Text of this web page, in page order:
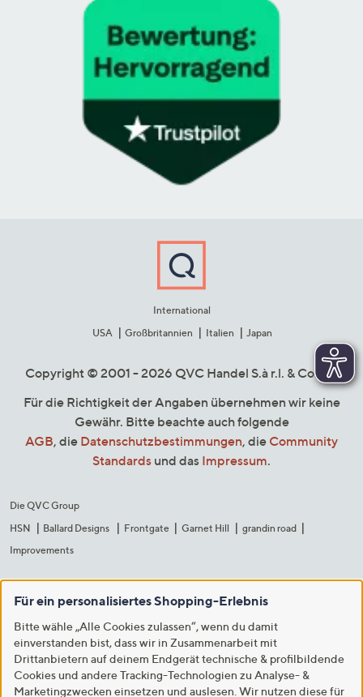
International
USA
Großbritannien Italien Japan
Copyright © 2001 - 2026 QVC Handel S.à r.l. & Co. KG
Für die Richtigkeit der Angaben übernehmen wir keine
Gewähr. Bitte beachte auch folgende
AGB, die Datenschutzbestimmungen, die Community
Standards und das Impressum.
Die QVC Group
HSN
Ballard Designs Frontgate Garnet Hill
grandin road
Improvements
Für ein personalisiertes Shopping-Erlebnis
Bitte wähle „Alle Cookies zulassen“, wenn du damit
einverstanden bist, dass wir in Zusammenarbeit mit
Drittanbietern auf deinem Endgerät technische & profilbildende
Cookies und andere Tracking-Technologien zu Analyse- &
Marketingzwecken einsetzen und auslesen. Wir nutzen diese für